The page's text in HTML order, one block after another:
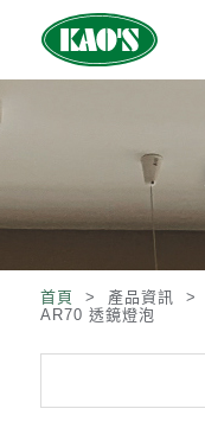
首頁 > 產品資訊 >
AR70 透鏡燈泡